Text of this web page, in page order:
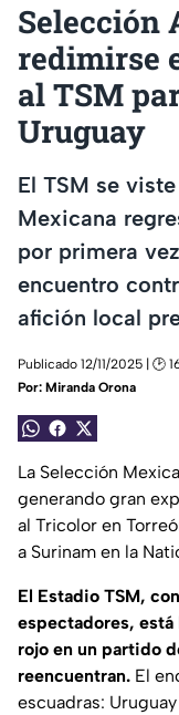
Selección
redimirse
al TSM
Uruguay
El TSM se
Mexicana
por primera
encuentro
afición local
Publicado 12/11/2025 | 🕑
Por: Miranda Orona
La Selección
generando gran
al Tricolor en
a Surinam en la
El Estadio TSM,
espectadores,
rojo en un partido
reencuentran. El
escuadras: